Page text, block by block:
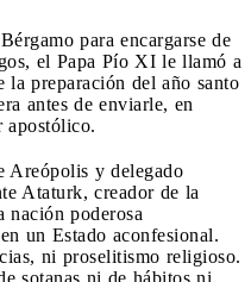
para encargarse de
el Papa Pío XI le llamó a
la preparación del año santo
antes de enviarle, en
apostólico.
Areópolis y delegado
Ataturk, creador de la
nación poderosa
un Estado aconfesional.
ni proselitismo reli­gioso.
sotanas ni de hábitos ni